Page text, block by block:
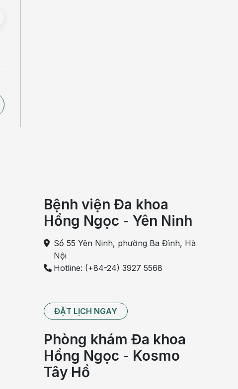
Bệnh viện Đa khoa
Hồng Ngọc - Yên Ninh
Số 55 Yên Ninh, phường Ba Đình, Hà
Nội
Hotline: (+84-24) 3927 5568
ĐẶT LỊCH NGAY
Phòng khám Đa khoa
Hồng Ngọc - Kosmo
Tây Hồ